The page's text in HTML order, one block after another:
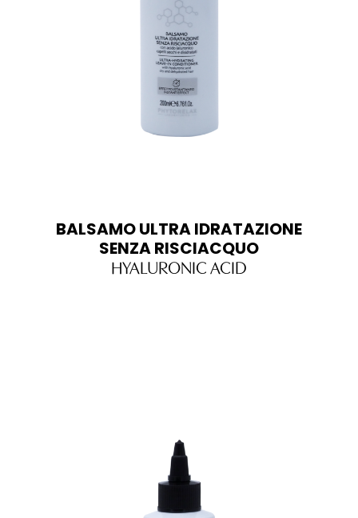
BALSAMO ULTRA IDRATAZIONE
SENZA RISCIACQUO
HYALURONIC ACID